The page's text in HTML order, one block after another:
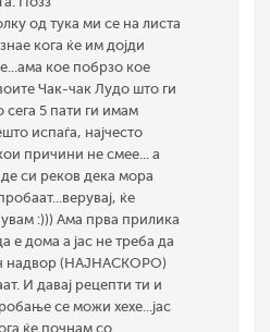
од тука ми се на листа
кога ќе им дојди
кое побрзо кое
Чак-чак Лудо што ги
сега 5 пати ги имам
испаѓа, најчесто
причини не смее... а
си реков дека мора
ќе
:))) Ама прва прилика
е дома а јас не треба да
надвор (НАЈНАСКОРО)
И давај рецепти ти и
се можи хехе...јас
ќе почнам со